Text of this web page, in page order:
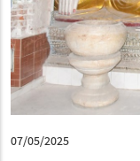
07/05/2025